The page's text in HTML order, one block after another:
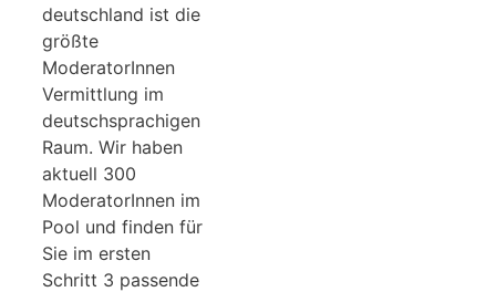
deutschland ist die
größte
ModeratorInnen
Vermittlung im
deutschsprachigen
Raum. Wir haben
aktuell 300
ModeratorInnen im
Pool und finden für
Sie im ersten
Schritt 3 passende